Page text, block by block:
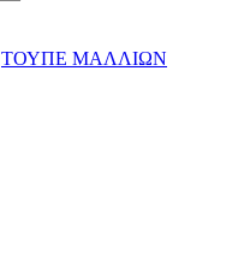
ΤΟΥΠΕ ΜΑΛΛΙΩΝ